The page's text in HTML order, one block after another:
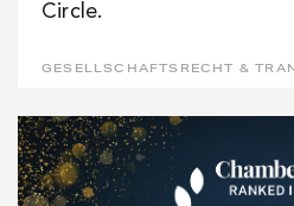
Circle.
GESELLSCHAFTSRECHT &